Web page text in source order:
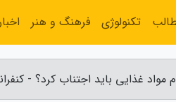
مواد غذایی باید اجتناب کرد؟ -
تکنولوژی فرهنگ و هنر